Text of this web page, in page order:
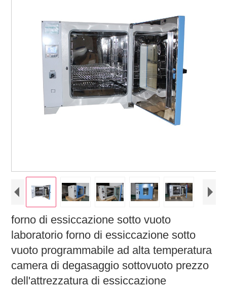
forno di essiccazione sotto vuoto
laboratorio forno di essiccazione sotto
vuoto programmabile ad alta temperatura
camera di degasaggio sottovuoto prezzo
dell'attrezzatura di essiccazione